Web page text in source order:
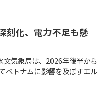
刻化、電力不足も懸
気象局は、2026年後半から
ベトナムに影響を及ぼすエル